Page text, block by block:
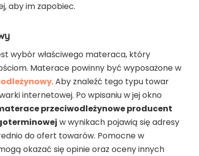
aby im zapobiec.
wybór właściwego materaca, który
Materace powinny być wyposażone w
. Aby znaleźć tego typu towar
internetowej. Po wpisaniu w jej okno
przeciwodleżynowe producent
w wynikach pojawią się adresy
do ofert towarów. Pomocne w
okazać się opinie oraz oceny innych